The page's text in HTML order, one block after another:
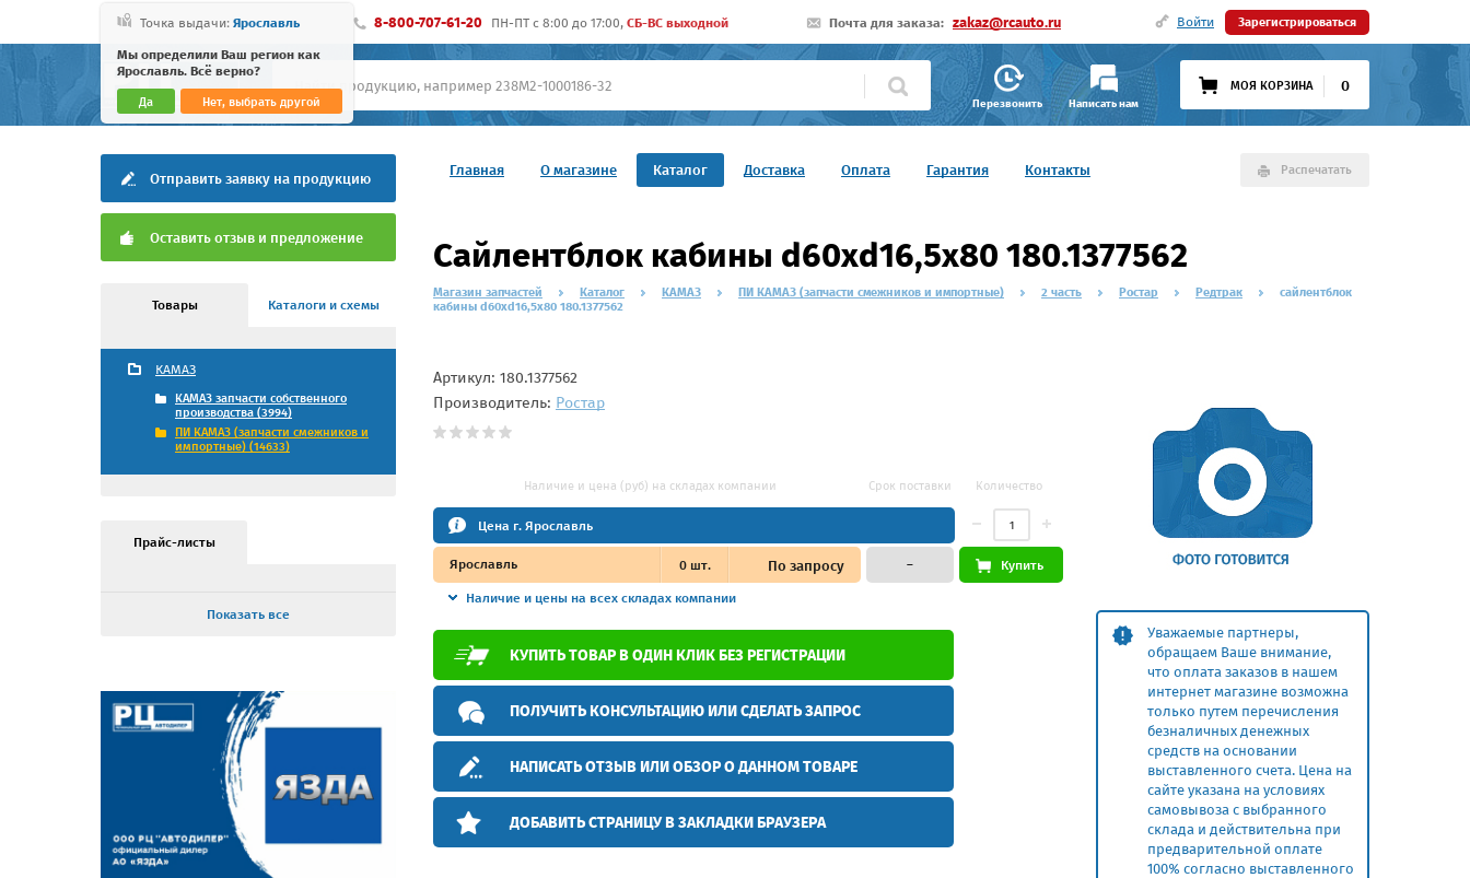
Точка выдачи: Ярославль
Мы определили Ваш регион как
Ярославль. Всё верно?
Да Нет, выбрать другой
8-800-707-61-20 ПН-ПТ c 8:00 до 17:00, СБ-ВС выходной Почта для заказа: zakaz@rcauto.ru Войти Зарегистрироваться
Перезвонить Написать нам
МОЯ КОРЗИНА 0
Главная О магазине Каталог Доставка Оплата Гарантия Контакты Распечатать
Отправить заявку на продукцию
Оставить отзыв и предложение
Товары Каталоги и схемы
КАМАЗ
КАМАЗ запчасти собственного
производства (3994)
ПИ КАМАЗ (запчасти смежников и
импортные) (14633)
Прайс-листы
Показать все
Сайлентблок кабины d60xd16,5x80 180.1377562
Магазин запчастей Каталог КАМАЗ ПИ КАМАЗ (запчасти смежников и импортные) 2 часть Ростар Редтрак
сайлентблок
кабины d60xd16,5x80 180.1377562
Уважаемые партнеры,
обращаем Ваше внимание,
что оплата заказов в нашем
интернет магазине возможна
только путем перечисления
безналичных денежных
средств на основании
выставленного счета. Цена на
сайте указана на условиях
самовывоза с выбранного
склада и действительна при
предварительной оплате
100% согласно выставленного
Артикул: 180.1377562
Производитель: Ростар
Наличие и цена (руб) на складах компании Срок поставки Количество
Цена г. Ярославль
Ярославль 0шт. По запросу
Наличие и цены на всех складах компании
– Купить
КУПИТЬ ТОВАР В ОДИН КЛИК БЕЗ РЕГИСТРАЦИИ
ПОЛУЧИТЬ КОНСУЛЬТАЦИЮ ИЛИ СДЕЛАТЬ ЗАПРОС
НАПИСАТЬ ОТЗЫВ ИЛИ ОБЗОР О ДАННОМ ТОВАРЕ
ДОБАВИТЬ СТРАНИЦУ В ЗАКЛАДКИ БРАУЗЕРА